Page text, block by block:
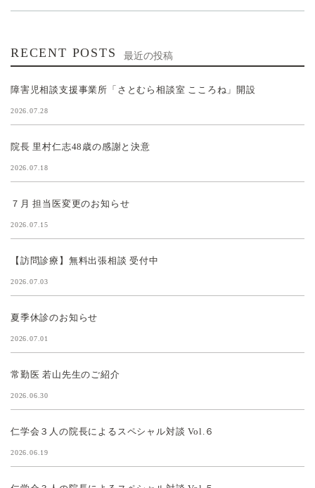
RECENT POSTS 最近の投稿
障害児相談支援事業所「さとむら相談室 こころね」開設
2026.07.28
院長 里村仁志48歳の感謝と決意
2026.07.18
７月 担当医変更のお知らせ
2026.07.15
【訪問診療】無料出張相談 受付中
2026.07.03
夏季休診のお知らせ
2026.07.01
常勤医 若山先生のご紹介
2026.06.30
仁学会３人の院長によるスペシャル対談 Vol.６
2026.06.19